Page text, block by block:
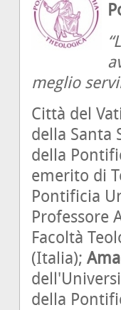
meglio
Città del
della Santa
della
emerito di
Pontificia
Professore
Facoltà
(Italia);
della